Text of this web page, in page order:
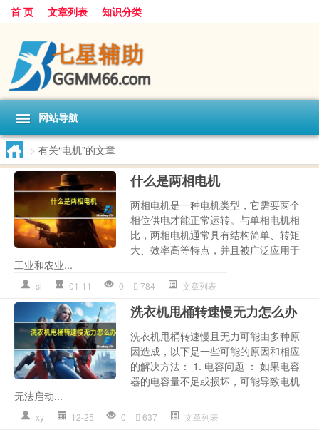
首 页 文章列表 知识分类
网站导航
> 有关“电机”的文章
什么是两相电机
两相电机是一种电机类型，它需要两个
相位供电才能正常运转。与单相电机相
比，两相电机通常具有结构简单、转矩
大、效率高等特点，并且被广泛应用于
工业和农业...
sl 01-11 0 784 文章列表
洗衣机甩桶转速慢无力怎么办
洗衣机甩桶转速慢且无力可能由多种原
因造成，以下是一些可能的原因和相应
的解决方法： 1. 电容问题 ： 如果电容
器的电容量不足或损坏，可能导致电机
无法启动...
xy 12-25 0 637 文章列表